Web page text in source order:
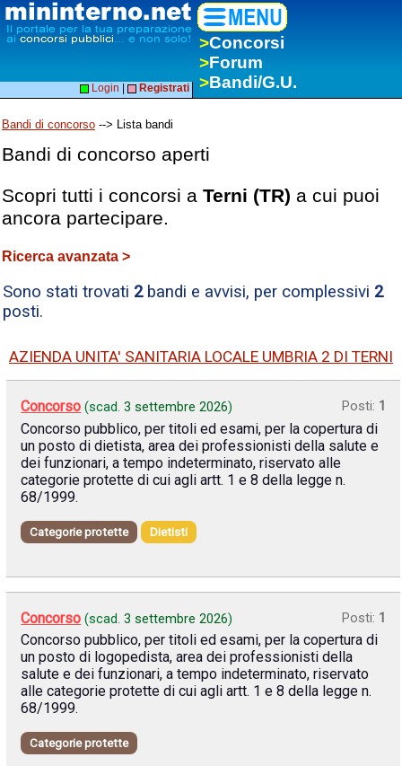
>Concorsi
>Forum
>Bandi/G.U.
Login Registrati
Bandi di concorso --> Lista bandi
Bandi di concorso aperti
Scopri tutti i concorsi a Terni (TR) a cui puoi
ancora partecipare.
Ricerca avanzata >
Sono stati trovati 2bandi e avvisi, per complessivi 2
posti.
AZIENDA UNITA' SANITARIA LOCALE UMBRIA 2 DI TERNI
Concorso (scad.3 settembre 2026) Posti: 1
Concorso pubblico, per titoli ed esami, per la copertura di
un posto di dietista, area dei professionisti della salute e
dei funzionari, a tempo indeterminato, riservato alle
categorie protette di cui agli artt. 1 e 8 della legge n.
68/1999.
Categorie protette Dietisti
Concorso (scad.3 settembre 2026) Posti: 1
Concorso pubblico, per titoli ed esami, per la copertura di
un posto di logopedista, area dei professionisti della
salute e dei funzionari, a tempo indeterminato, riservato
alle categorie protette di cui agli artt. 1 e 8 della legge n.
68/1999.
Categorie protette